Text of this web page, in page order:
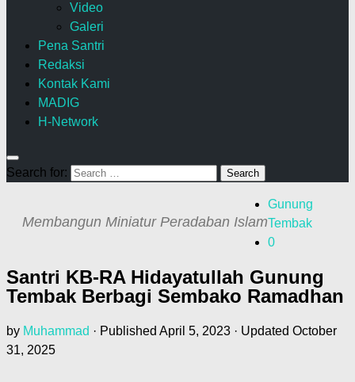
Video
Galeri
Pena Santri
Redaksi
Kontak Kami
MADIG
H-Network
Search for:
Membangun Miniatur Peradaban Islam
Gunung
Tembak
0
Santri KB-RA Hidayatullah Gunung
Tembak Berbagi Sembako Ramadhan
by Muhammad · Published April 5, 2023 · Updated October
31, 2025